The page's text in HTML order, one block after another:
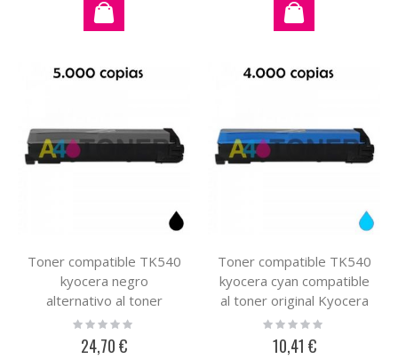
Toner compatible TK540
kyocera negro
alternativo al toner
original Kyocera TK-540
0T2HL0EU
Rating:
24,70 €
Toner compatible TK540
kyocera cyan compatible
al toner original Kyocera
TK-540 0T2HLCEU
Rating:
10,41 €